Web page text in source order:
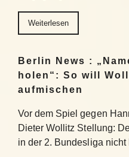
Weiterlesen
Berlin News :
holen“: So will
aufmischen
Vor dem Spiel gegen
Dieter Wollitz Stellung:
in der 2. Bundesliga